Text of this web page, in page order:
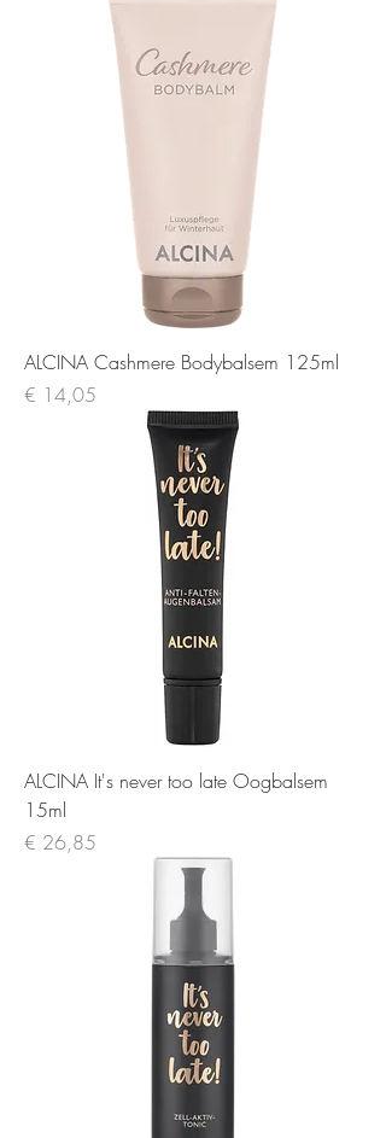
ALCINA Cashmere Bodybalsem 125ml
Prijs
€ 14,05
ALCINA It's never too late Oogbalsem
15ml
Prijs
€ 26,85